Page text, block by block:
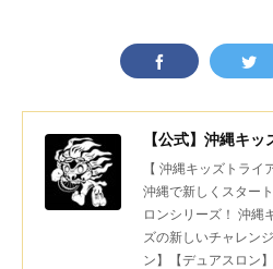
【 沖縄キッズトラ
沖縄で新しくスター
ロンシリーズ！ 沖縄
ズの新しいチャレン
ン】【デュアスロン